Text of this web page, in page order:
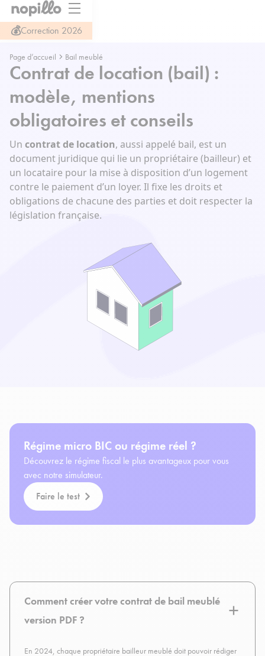
💰Correction 2026
Page d’accueil Bail meublé
Contrat de location (bail) :
modèle, mentions
obligatoires et conseils
Un contrat de location, aussi appelé bail, est un
document juridique qui lie un propriétaire (bailleur) et
un locataire pour la mise à disposition d’un logement
contre le paiement d’un loyer. Il fixe les droits et
obligations de chacune des parties et doit respecter la
législation française.
Régime micro BIC ou régime réel ?
Découvrez le régime fiscal le plus avantageux pour vous
avec notre simulateur.
Faire le test
Comment créer votre contrat de bail meublé
version PDF ?
En 2024, chaque propriétaire bailleur meublé doit pouvoir rédiger